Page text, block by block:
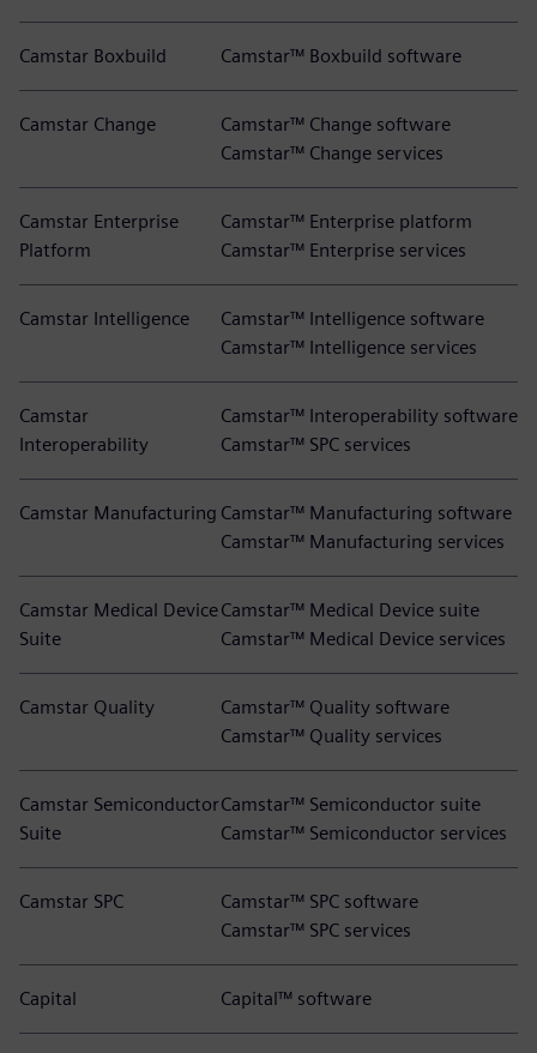
Camstar Boxbuild Camstar™ Boxbuild software
Camstar Change
Camstar™ Change software
Camstar™ Change services
Camstar Enterprise
Platform
Camstar™ Enterprise platform
Camstar™ Enterprise services
Camstar Intelligence
Camstar™ Intelligence software
Camstar™ Intelligence services
Camstar
Interoperability
Camstar™ Interoperability software
Camstar™ SPC services
Camstar Manufacturing Camstar™ Manufacturing software
Camstar™ Manufacturing services
Camstar Medical Device
Suite
Camstar™ Medical Device suite
Camstar™ Medical Device services
Camstar Quality
Camstar™ Quality software
Camstar™ Quality services
Camstar Semiconductor
Suite
Camstar™ Semiconductor suite
Camstar™ Semiconductor services
Camstar SPC
Camstar™ SPC software
Camstar™ SPC services
Capital Capital™ software